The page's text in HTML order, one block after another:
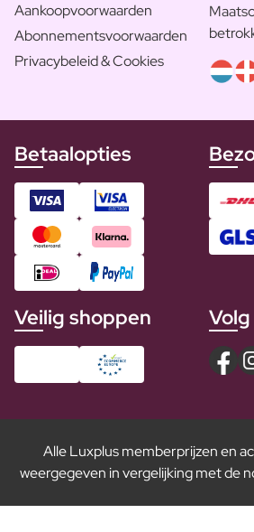
Aankoopvoorwaarden
Abonnementsvoorwaarden
Privacybeleid & Cookies
Betaalopties
Veilig shoppen
Alle Luxplus memberprijzen en
weergegeven in vergelijking met de